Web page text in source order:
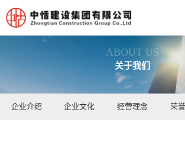
ABOUT US
关于我们
企业介绍 企业文化 经营理念 荣